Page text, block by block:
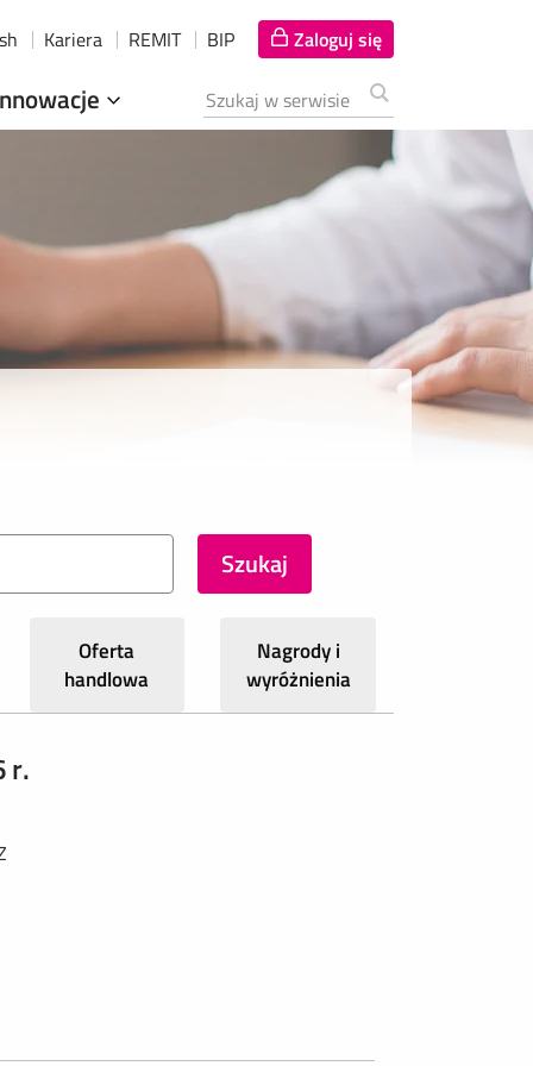
Szukana fraza
Zaloguj się
Kariera REMIT BIP
Oferta
handlowa
Nagrody i
wyróżnienia
r.